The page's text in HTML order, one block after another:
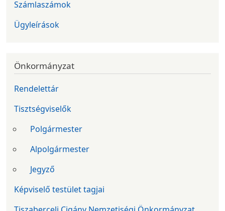
Számlaszámok
Ügyleírások
Önkormányzat
Rendelettár
Tisztségviselők
Polgármester
Alpolgármester
Jegyző
Képviselő testület tagjai